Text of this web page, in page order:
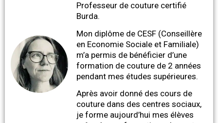
Professeur de couture certifié
Burda.
Mon diplôme de CESF (Conseillère
en Economie Sociale et Familiale)
m’a permis de bénéficier d’une
formation de couture de 2 années
pendant mes études supérieures.
Après avoir donné des cours de
couture dans des centres sociaux,
je forme aujourd’hui mes élèves